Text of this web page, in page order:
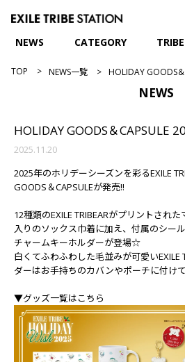
NEWS CATEGORY
TOP NEWS一覧 HOLIDAY GOODS
NEWS
HOLIDAY GOODS＆CAPSULE
2025.11.20
2025年のホリデーシーズンを彩るEXILE
GOODS＆CAPSULEが発売!!
12種類のEXILE TRIBEARがプリントされ
入りのソックス巾着に加え、付属のシー
チャームキーホルダーが登場☆
白くてふわふわした毛並みが可愛いEXILE
ダーはお手持ちのカバンやポーチに付け
▼グッズ一覧はこちら